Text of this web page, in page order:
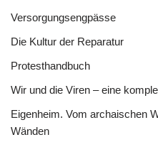
Versorgungsengpässe
Die Kultur der Reparatur
Protesthandbuch
Wir und die Viren – eine
Eigenheim. Vom archaischen
Wänden